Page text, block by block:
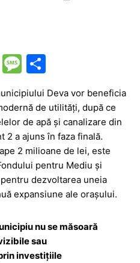
T
el
M
e
s
s
a
g
e
ta
je
a
z
ă
Deva vor beneficia
de utilități, după ce
de apă și canalizare din
2 a ajuns în faza finală.
2 milioane de lei, este
pentru Mediu și
dezvoltarea uneia
expansiune ale orașului.
nu se măsoară
sau
investițiile